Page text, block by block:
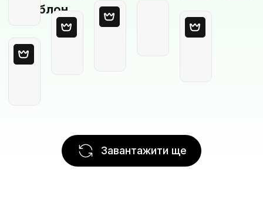
шаблон
Завантажити ще